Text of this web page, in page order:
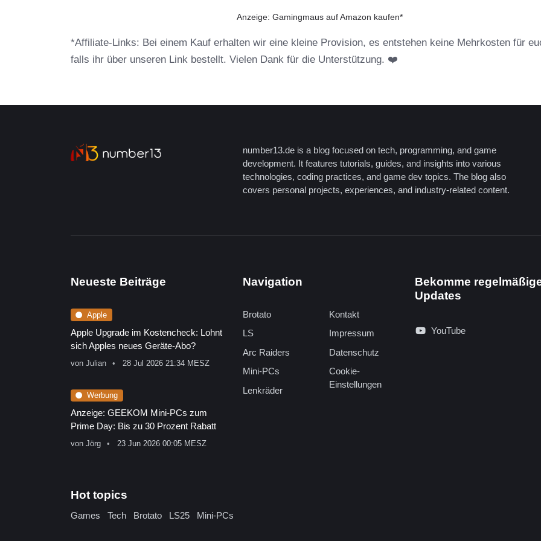
Anzeige: Gamingmaus auf Amazon kaufen*
*Affiliate-Links: Bei einem Kauf erhalten wir eine kleine Provision, es entstehen keine Mehrkosten für
falls ihr über unseren Link bestellt. Vielen Dank für die Unterstützung. ❤️
number13.de is a blog focused on tech, programming, and game
development. It features tutorials, guides, and insights into various
technologies, coding practices, and game dev topics. The blog also
covers personal projects, experiences, and industry-related content.
Neueste Beiträge
Apple
Apple Upgrade im Kostencheck: Lohnt
sich Apples neues Geräte-Abo?
von Julian 28 Jul 2026 21:34 MESZ
Werbung
Anzeige: GEEKOM Mini-PCs zum
Prime Day: Bis zu 30 Prozent Rabatt
von Jörg 23 Jun 2026 00:05 MESZ
Navigation
Brotato
LS
Arc Raiders
Mini-PCs
Lenkräder
Kontakt
Impressum
Datenschutz
Cookie-
Einstellungen
Bekomme
Updates
YouTube
Hot topics
Games Tech Brotato LS25 Mini-PCs